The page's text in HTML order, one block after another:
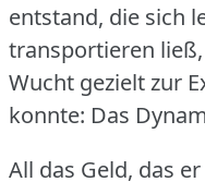
entstand, die sich
transportieren
Wucht gezielt zur
konnte: Das
All das Geld, das